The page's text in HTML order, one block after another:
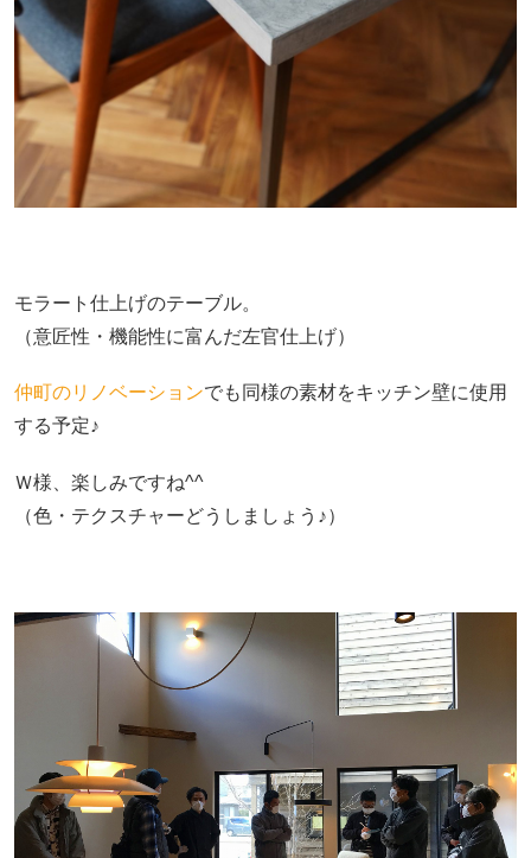
モラート仕上げのテーブル。
（意匠性・機能性に富んだ左官仕上げ）
仲町のリノベーションでも同様の素材をキッチン壁に使用
する予定♪
Ｗ様、楽しみですね^^
（色・テクスチャーどうしましょう♪）